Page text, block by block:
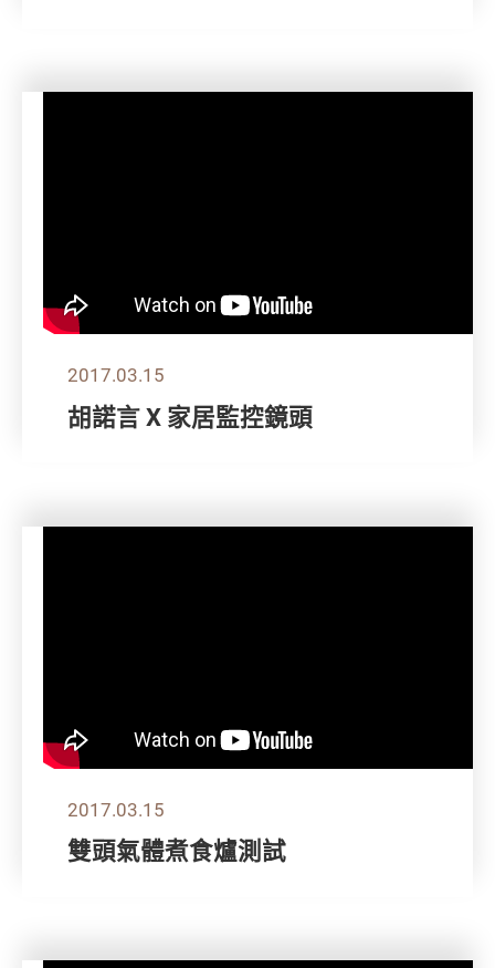
2017.03.15
胡諾言 X 家居監控鏡頭
2017.03.15
雙頭氣體煮食爐測試